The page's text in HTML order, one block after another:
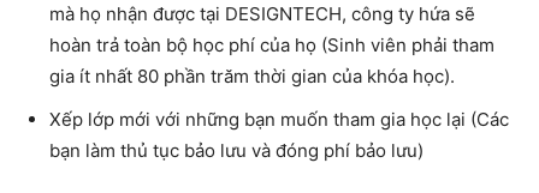
mà họ nhận được tại DESIGNTECH, công ty hứa sẽ
hoàn trả toàn bộ học phí của họ (Sinh viên phải tham
gia ít nhất 80 phần trăm thời gian của khóa học).
Xếp lớp mới với những bạn muốn tham gia học lại (Các
bạn làm thủ tục bảo lưu và đóng phí bảo lưu)